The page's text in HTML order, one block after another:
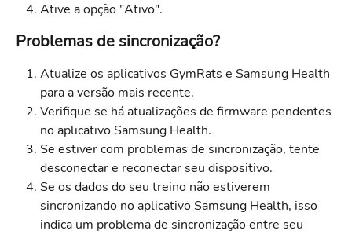
Ative a opção "Ativo".
Problemas de sincronização?
Atualize os aplicativos GymRats e Samsung Health
para a versão mais recente.
Verifique se há atualizações de firmware pendentes
no aplicativo Samsung Health.
Se estiver com problemas de sincronização, tente
desconectar e reconectar seu dispositivo.
Se os dados do seu treino não estiverem
sincronizando no aplicativo Samsung Health, isso
indica um problema de sincronização entre seu